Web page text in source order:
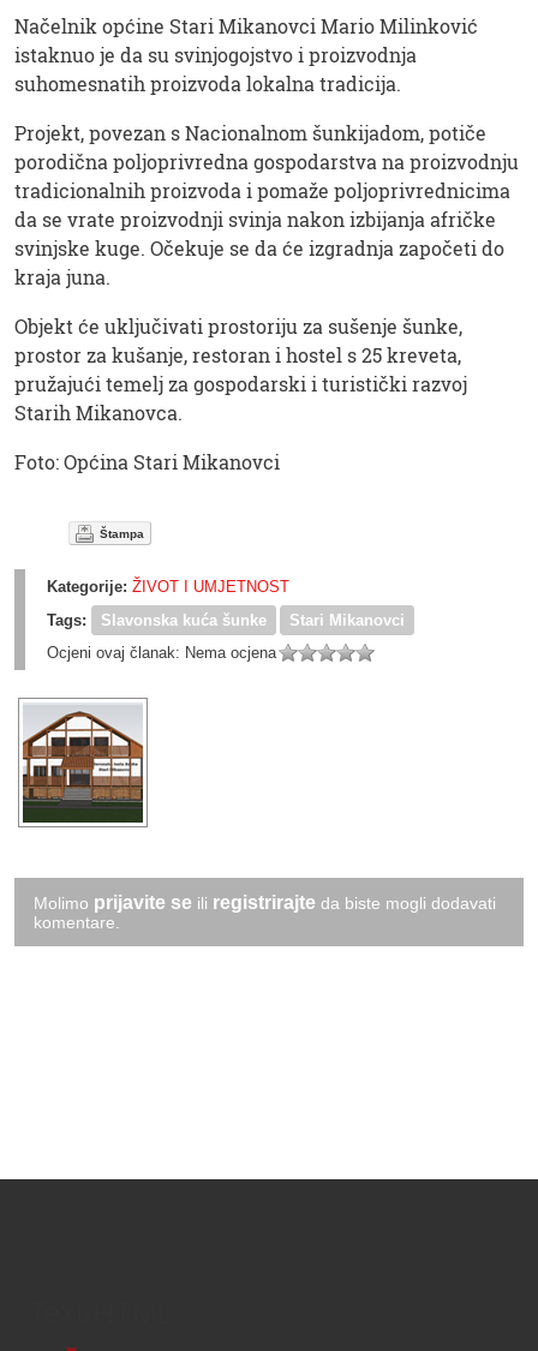
Načelnik općine Stari Mikanovci Mario Milinković
istaknuo je da su svinjogojstvo i proizvodnja
suhomesnatih proizvoda lokalna tradicija.
Projekt, povezan s Nacionalnom šunkijadom, potiče
porodična poljoprivredna gospodarstva na proizvodnju
tradicionalnih proizvoda i pomaže poljoprivrednicima
da se vrate proizvodnji svinja nakon izbijanja afričke
svinjske kuge. Očekuje se da će izgradnja započeti do
kraja juna.
Objekt će uključivati ​​​​prostoriju za sušenje šunke,
prostor za kušanje, restoran i hostel s 25 kreveta,
pružajući temelj za gospodarski i turistički razvoj
Starih Mikanovca.
Foto: Općina Stari Mikanovci
Štampa
Kategorije: ŽIVOT I UMJETNOST
Tags:
Slavonska kuća šunke
Stari Mikanovci
Ocjeni ovaj članak: Nema ocjena
Molimo prijavite se ili registrirajte da biste mogli dodavati
komentare.